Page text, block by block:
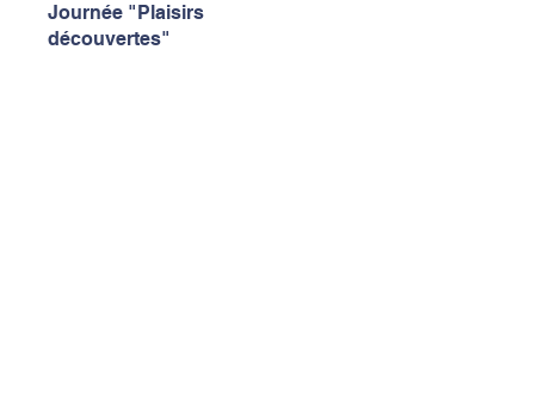
Journée "Plaisirs
découvertes"